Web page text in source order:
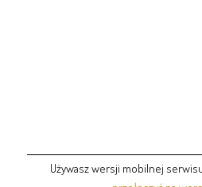
Używasz wersji mobilnej